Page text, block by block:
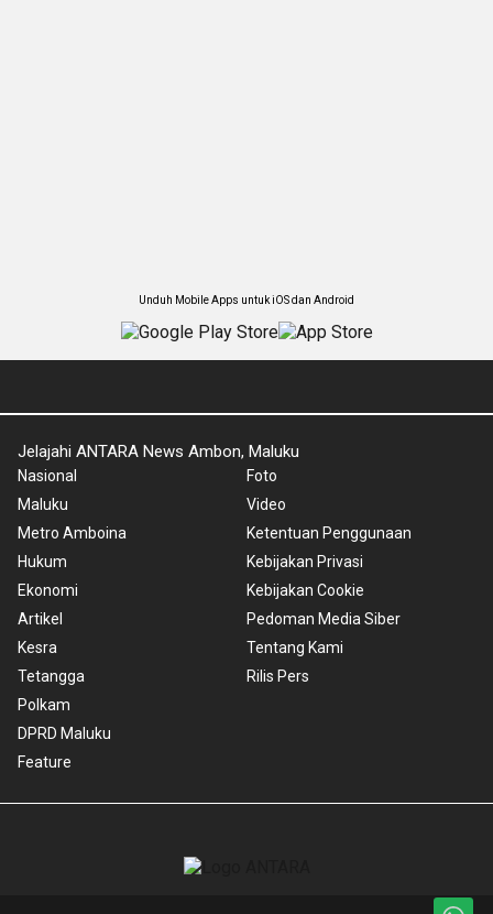
Unduh Mobile Apps untuk iOS dan Android
Jelajahi ANTARA News Ambon, Maluku
Nasional
Maluku
Metro Amboina
Hukum
Ekonomi
Artikel
Kesra
Tetangga
Polkam
DPRD Maluku
Feature
Foto
Video
Ketentuan Penggunaan
Kebijakan Privasi
Kebijakan Cookie
Pedoman Media Siber
Tentang Kami
Rilis Pers